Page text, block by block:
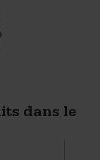
dans le